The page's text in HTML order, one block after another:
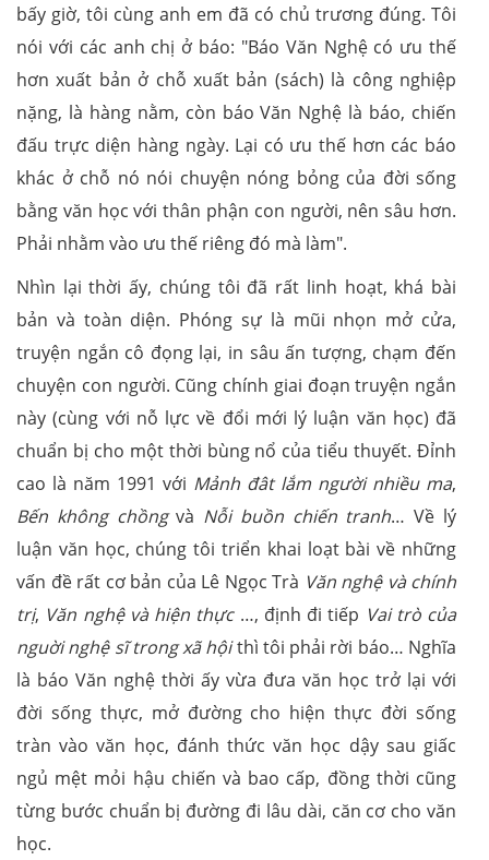
bấy giờ, tôi cùng anh em đã có chủ trương đúng. Tôi
nói với các anh chị ở báo: "Báo Văn Nghệ có ưu thế
hơn xuất bản ở chỗ xuất bản (sách) là công nghiệp
nặng, là hàng nằm, còn báo Văn Nghệ là báo, chiến
đấu trực diện hàng ngày. Lại có ưu thế hơn các báo
khác ở chỗ nó nói chuyện nóng bỏng của đời sống
bằng văn học với thân phận con người, nên sâu hơn.
Phải nhằm vào ưu thế riêng đó mà làm".
Nhìn lại thời ấy, chúng tôi đã rất linh hoạt, khá bài
bản và toàn diện. Phóng sự là mũi nhọn mở cửa,
truyện ngắn cô đọng lại, in sâu ấn tượng, chạm đến
chuyện con người. Cũng chính giai đoạn truyện ngắn
này (cùng với nỗ lực về đổi mới lý luận văn học) đã
chuẩn bị cho một thời bùng nổ của tiểu thuyết. Đỉnh
cao là năm 1991 với Mảnh đât lắm người nhiều ma,
Bến không chồngvà Nỗi buồn chiến tranh… Về lý
luận văn học, chúng tôi triển khai loạt bài về những
vấn đề rất cơ bản của Lê Ngọc Trà Văn nghệ và chính
trị, Văn nghệ và hiện thực…, định đi tiếp Vai trò của
nguời nghệ sĩ trong xã hộithì tôi phải rời báo… Nghĩa
là báo Văn nghệ thời ấy vừa đưa văn học trở lại với
đời sống thực, mở đường cho hiện thực đời sống
tràn vào văn học, đánh thức văn học dậy sau giấc
ngủ mệt mỏi hậu chiến và bao cấp, đồng thời cũng
từng bước chuẩn bị đường đi lâu dài, căn cơ cho văn
học.